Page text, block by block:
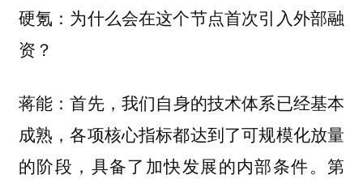
硬氪：为什么会在这个节点首次引入外部融
资？
蒋能：首先，我们自身的技术体系已经基本
成熟，各项核心指标都达到了可规模化放量
的阶段，具备了加快发展的内部条件。第